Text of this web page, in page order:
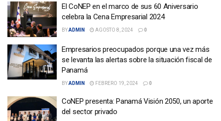
El CoNEP en el marco de sus 60 Aniversario
celebra la Cena Empresarial 2024
BYADMIN AGOSTO 8, 2024 0
Empresarios preocupados porque una vez más
se levanta las alertas sobre la situación fiscal de
Panamá
BYADMIN FEBRERO 19, 2024 0
CoNEP presenta: Panamá Visión 2050, un aporte
del sector privado